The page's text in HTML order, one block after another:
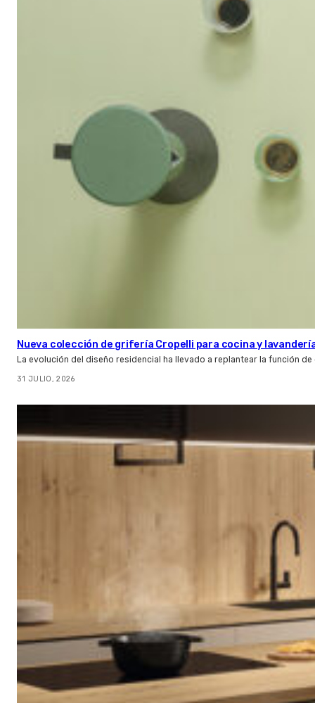
Nueva colección de grifería Cropelli para cocina y
La evolución del diseño residencial ha llevado a replantear la función
31 JULIO, 2026